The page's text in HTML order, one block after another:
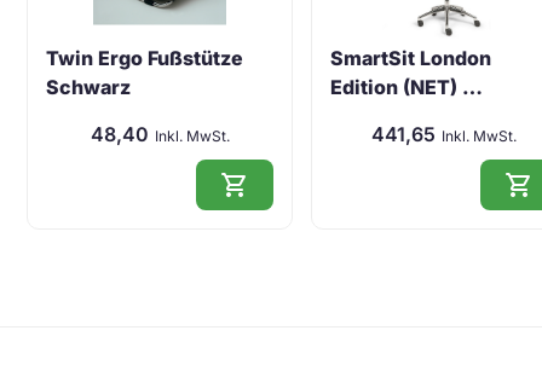
Twin Ergo Fußstütze
Schwarz
48,40 Inkl. MwSt.
shopping_cart
SmartSit London
Edition (NET) …
441,65 Inkl. MwSt.
shopping_cart